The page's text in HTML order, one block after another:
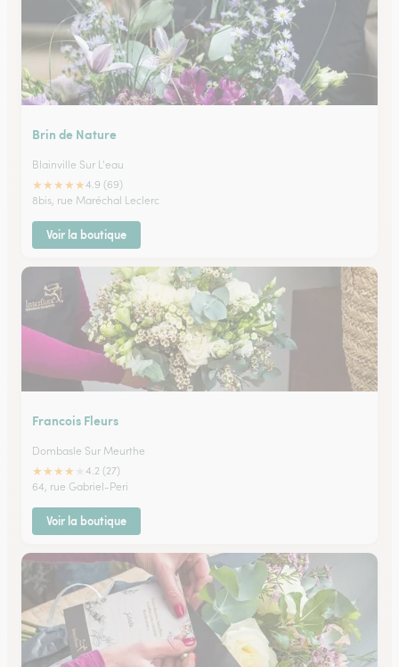
Brin de Nature
Blainville Sur L'eau
★★★★★4.9 (69)
8bis, rue Maréchal Leclerc
Voir la boutique
Francois Fleurs
Dombasle Sur Meurthe
★★★★
4.2 (27)
64, rue Gabriel-Peri
Voir la boutique